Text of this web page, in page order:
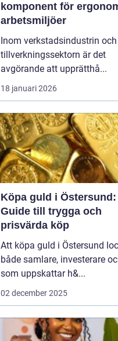
komponent för
arbetsmiljöer
Inom verkstadsindustrin och
tillverkningssektorn är det
avgörande att upprätthå...
18 januari 2026
Köpa guld i Östersund:
Guide till trygga och
prisvärda köp
Att köpa guld i Östersund
både samlare, investerare
som uppskattar h&...
02 december 2025